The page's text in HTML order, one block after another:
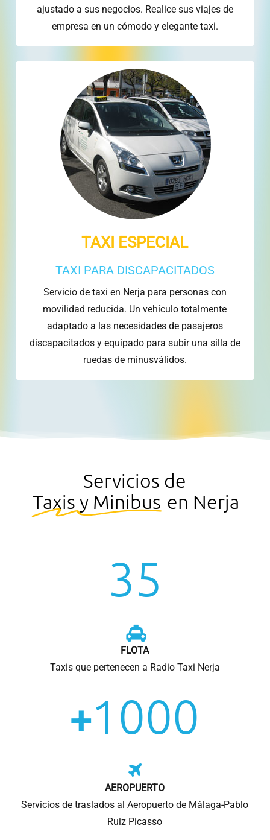
ajustado a sus negocios. Realice sus viajes de
empresa en un cómodo y elegante taxi.
TAXI ESPECIAL
TAXI PARA DISCAPACITADOS
Servicio de taxi en Nerja para personas con
movilidad reducida. Un vehículo totalmente
adaptado a las necesidades de pasajeros
discapacitados y equipado para subir una silla de
ruedas de minusválidos.
Servicios de
Taxis y Minibus en Nerja
35
FLOTA
Taxis que pertenecen a Radio Taxi Nerja
+1000
AEROPUERTO
Servicios de traslados al Aeropuerto de Málaga-Pablo
Ruiz Picasso